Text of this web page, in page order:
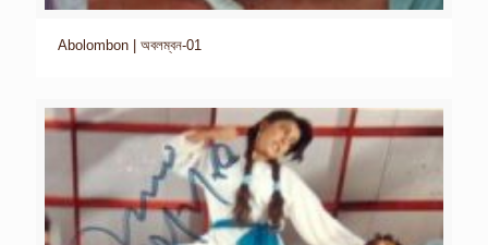
Abolombon | অবলম্বন-01